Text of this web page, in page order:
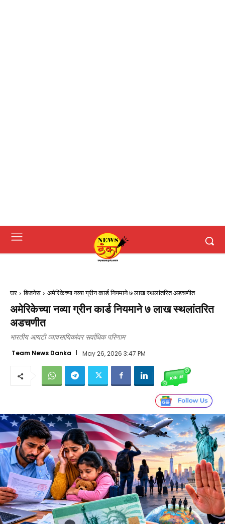
घर बिजनेस अमेरिकेच्या नव्या ग्रीन कार्ड नियमाने ७ लाख स्थलांतरित अडचणीत
अमेरिकेच्या नव्या ग्रीन कार्ड नियमाने ७ लाख स्थलांतरित
अडचणीत
भारतीय आयटी व्यावसायिकांवर सर्वाधिक परिणाम
Team News Danka May 26, 2026 3:47 PM